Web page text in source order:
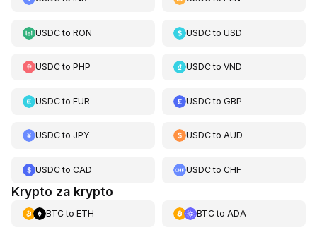
USDCto RON USDCtoUSD
USDCto PHP USDCtoVND
USDCto EUR USDCtoGBP
USDCto JPY USDCtoAUD
USDCto CAD USDCtoCHF
Krypto za krypto
BTCto ETH BTCto ADA